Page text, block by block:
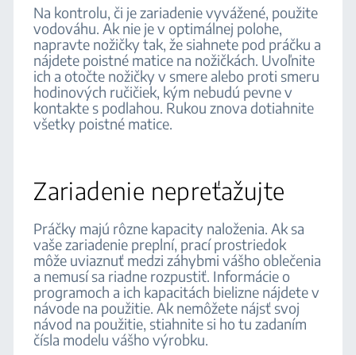
Na kontrolu, či je zariadenie vyvážené, použite
vodováhu. Ak nie je v optimálnej polohe,
napravte nožičky tak, že siahnete pod práčku a
nájdete poistné matice na nožičkách. Uvoľnite
ich a otočte nožičky v smere alebo proti smeru
hodinových ručičiek, kým nebudú pevne v
kontakte s podlahou. Rukou znova dotiahnite
všetky poistné matice.
Zariadenie nepreťažujte
Práčky majú rôzne kapacity naloženia. Ak sa
vaše zariadenie preplní, prací prostriedok
môže uviaznuť medzi záhybmi vášho oblečenia
a nemusí sa riadne rozpustiť. Informácie o
programoch a ich kapacitách bielizne nájdete v
návode na použitie. Ak nemôžete nájsť svoj
návod na použitie, stiahnite si ho tu zadaním
čísla modelu vášho výrobku.